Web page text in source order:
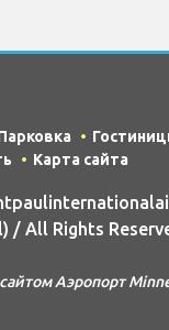
Карта сайта
/ All Rights
Аэропорт